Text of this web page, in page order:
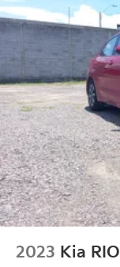
2023 Kia RIO